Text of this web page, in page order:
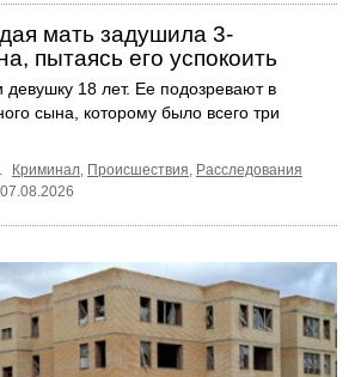
мать задушила 3-
пытаясь его успокоить
18 лет. Ее подозревают в
сына, которому было всего три
. Криминал, Происшествия, Расследования
07.08.2026